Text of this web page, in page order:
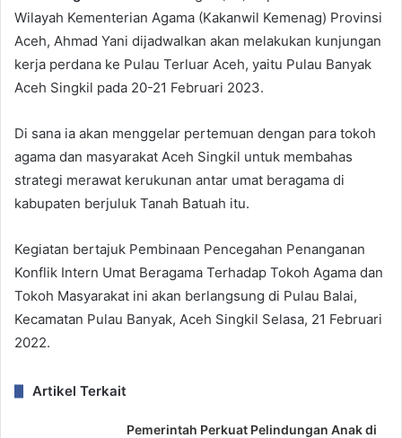
Wilayah Kementerian Agama (Kakanwil Kemenag) Provinsi
Aceh, Ahmad Yani dijadwalkan akan melakukan kunjungan
kerja perdana ke Pulau Terluar Aceh, yaitu Pulau Banyak
Aceh Singkil pada 20-21 Februari 2023.
Di sana ia akan menggelar pertemuan dengan para tokoh
agama dan masyarakat Aceh Singkil untuk membahas
strategi merawat kerukunan antar umat beragama di
kabupaten berjuluk Tanah Batuah itu.
Kegiatan bertajuk Pembinaan Pencegahan Penanganan
Konflik Intern Umat Beragama Terhadap Tokoh Agama dan
Tokoh Masyarakat ini akan berlangsung di Pulau Balai,
Kecamatan Pulau Banyak, Aceh Singkil Selasa, 21 Februari
2022.
Artikel Terkait
Pemerintah Perkuat Pelindungan Anak di